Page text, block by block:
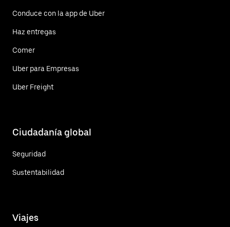
Conduce con la app de Uber
Haz entregas
Comer
Uber para Empresas
Uber Freight
Ciudadanía global
Seguridad
Sustentabilidad
Viajes